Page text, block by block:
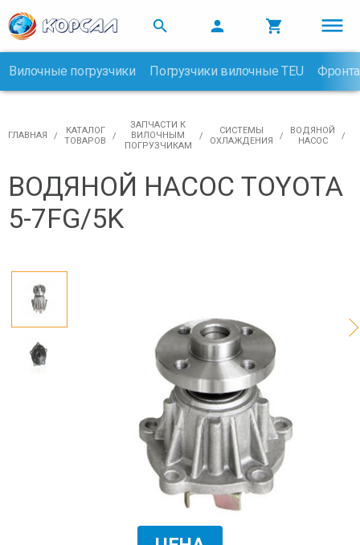
  
Вилочные погрузчики Погрузчики вилочные TEU
ГЛАВНАЯ
КАТАЛОГ
ТОВАРОВ
ЗАПЧАСТИ К
ВИЛОЧНЫМ
ПОГРУЗЧИКАМ
CИСТЕМЫ
ОХЛАЖДЕНИЯ
ВОДЯНОЙ
НАСОС
ВОДЯНОЙ НАСОС TOYOTA
5-7FG/5K